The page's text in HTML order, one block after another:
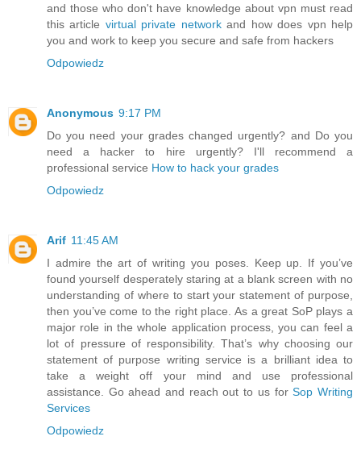
and those who don't have knowledge about vpn must read
this article virtual private networkand how does vpn help
you and work to keep you secure and safe from hackers
Odpowiedz
Anonymous 9:17 PM
Do you need your grades changed urgently? and Do you
need a hacker to hire urgently? I'll recommend a
professional service How to hack your grades
Odpowiedz
Arif 11:45 AM
I admire the art of writing you poses. Keep up. If you’ve
found yourself desperately staring at a blank screen with no
understanding of where to start your statement of purpose,
then you’ve come to the right place. As a great SoP plays a
major role in the whole application process, you can feel a
lot of pressure of responsibility. That’s why choosing our
statement of purpose writing service is a brilliant idea to
take a weight off your mind and use professional
assistance. Go ahead and reach out to us forSop Writing
Services
Odpowiedz